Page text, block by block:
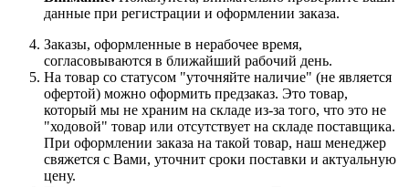
данные при регистрации и оформлении заказа.
Заказы, оформленные в нерабочее время,
согласовываются в ближайший рабочий день.
На товар со статусом "уточняйте наличие" (не является
офертой) можно оформить предзаказ. Это товар,
который мы не храним на складе из-за того, что это не
"ходовой" товар или отсутствует на складе поставщика.
При оформлении заказа на такой товар, наш менеджер
свяжется с Вами, уточнит сроки поставки и актуальную
цену.